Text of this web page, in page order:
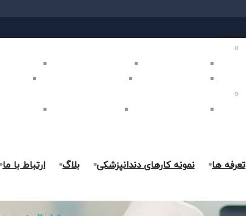
جراحی فک در غرب تهران
بلیچینگ دندان در غرب تهران لمینت
روکش دندان در غرب تهران
اصلاح طرح لبخند در غرب تهران
پر کردن دندان در غرب تهران
جراحی دندان در غرب تهران درمان
تعرفه ها نمونه کارهای دندانپزشکی بلاگ ارتباط با ما